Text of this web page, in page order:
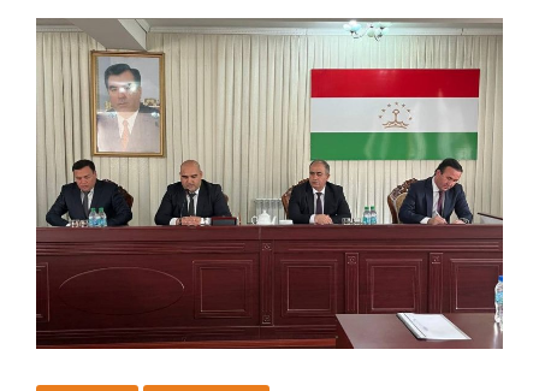
БА
АСАРИ
БОРИДАНИ
БОРОНИ
ЗИЁД
ВА
РУХ
ДОДАНИ
ОФАТИ